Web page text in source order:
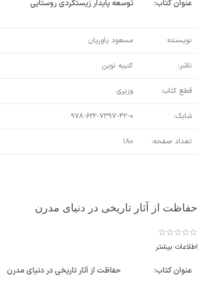
عنوان کتاب: توسعه پایدار زیستگردی روستایی
نویسنده: مسعود یاوریان
ناشر: کتیبه نوین
قطع کتاب: وزیری
شابک: ۹۷۸-۶۲۲-۷۳۹۷-۴۲-۰
تعداد صفحه: ۱۸۰
حفاظت از آثار تاریخی در دنیای مدرن
اطلاعات بیشتر
عنوان کتاب: حفاظت از آثار تاریخی در دنیای مدرن